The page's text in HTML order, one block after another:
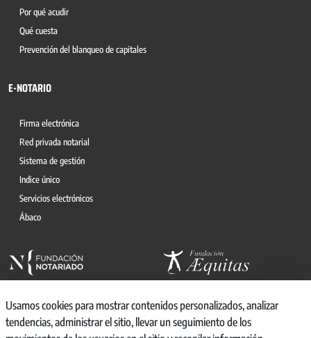
Por qué acudir
Qué cuesta
Prevención del blanqueo de capitales
E-NOTARIO
Firma electrónica
Red privada notarial
Sistema de gestión
Indice único
Servicios electrónicos
Ábaco
Usamos cookies para mostrar contenidos personalizados, analizar
tendencias, administrar el sitio, llevar un seguimiento de los